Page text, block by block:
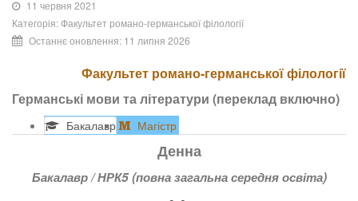
11 червня 2021
Категорія:Факультет романо-германської філології
Останнє оновлення: 11 липня 2026
Факультет романо-германської філології
Германські мови та літератури (переклад включно)
Бакалавр Магістр
Денна
Бакалавр / НРК5 (повна загальна середня освіта)